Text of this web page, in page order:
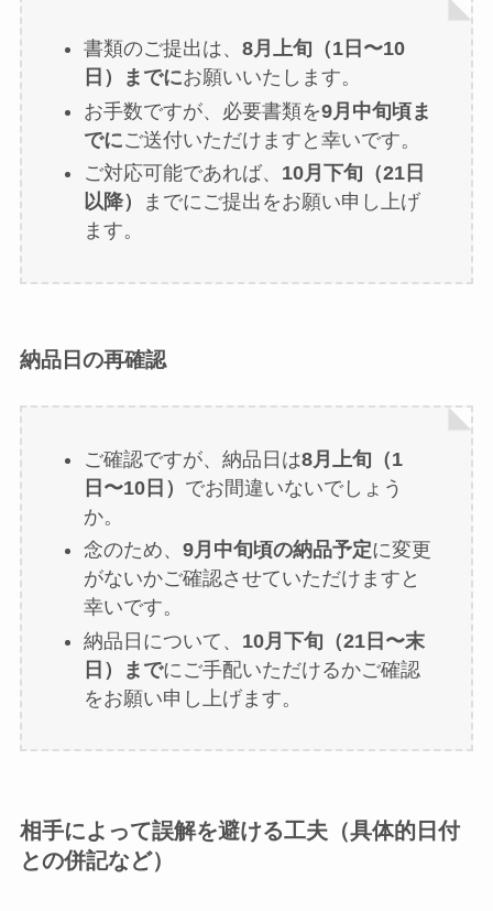
書類のご提出は、 8月上旬（1日〜10
日）までにお願いいたします。
お手数ですが、必要書類を9月中旬頃ま
でにご送付いただけますと幸いです。
ご対応可能であれば、 10月下旬（21日
以降）
までにご提出をお願い申し上げ
ます。
納品日の再確認
ご確認ですが、納品日は8月上旬（1
日〜10日） でお間違いないでしょう
か。
念のため、 9月中旬頃の納品予定に変更
がないかご確認させていただけますと
幸いです。
納品日について、 10月下旬（21日〜末
日）までにご手配いただけるかご確認
をお願い申し上げます。
相手によって誤解を避ける工夫（具体的日付
との併記など）